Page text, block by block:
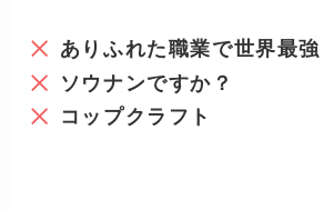
ありふれた職業で世界最強
ソウナンですか？
コップクラフト